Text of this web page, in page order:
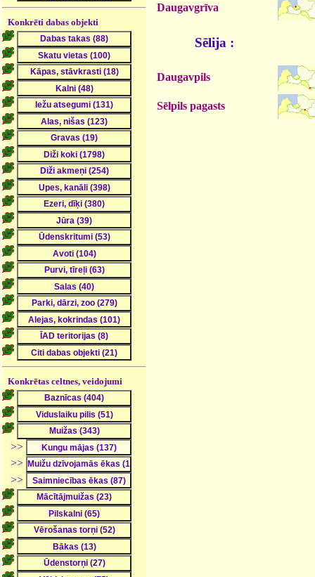
Konkrēti dabas objekti
Konkrētas celtnes, veidojumi
>>
>>
>>
Daugavgrīva
Sēlija :
Daugavpils
Sēlpils pagasts